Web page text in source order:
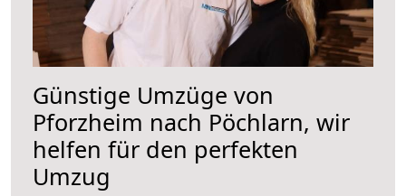
Günstige Umzüge von
Pforzheim nach Pöchlarn, wir
helfen für den perfekten
Umzug